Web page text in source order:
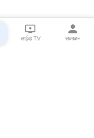
लाईव्ह TV सकाळ+